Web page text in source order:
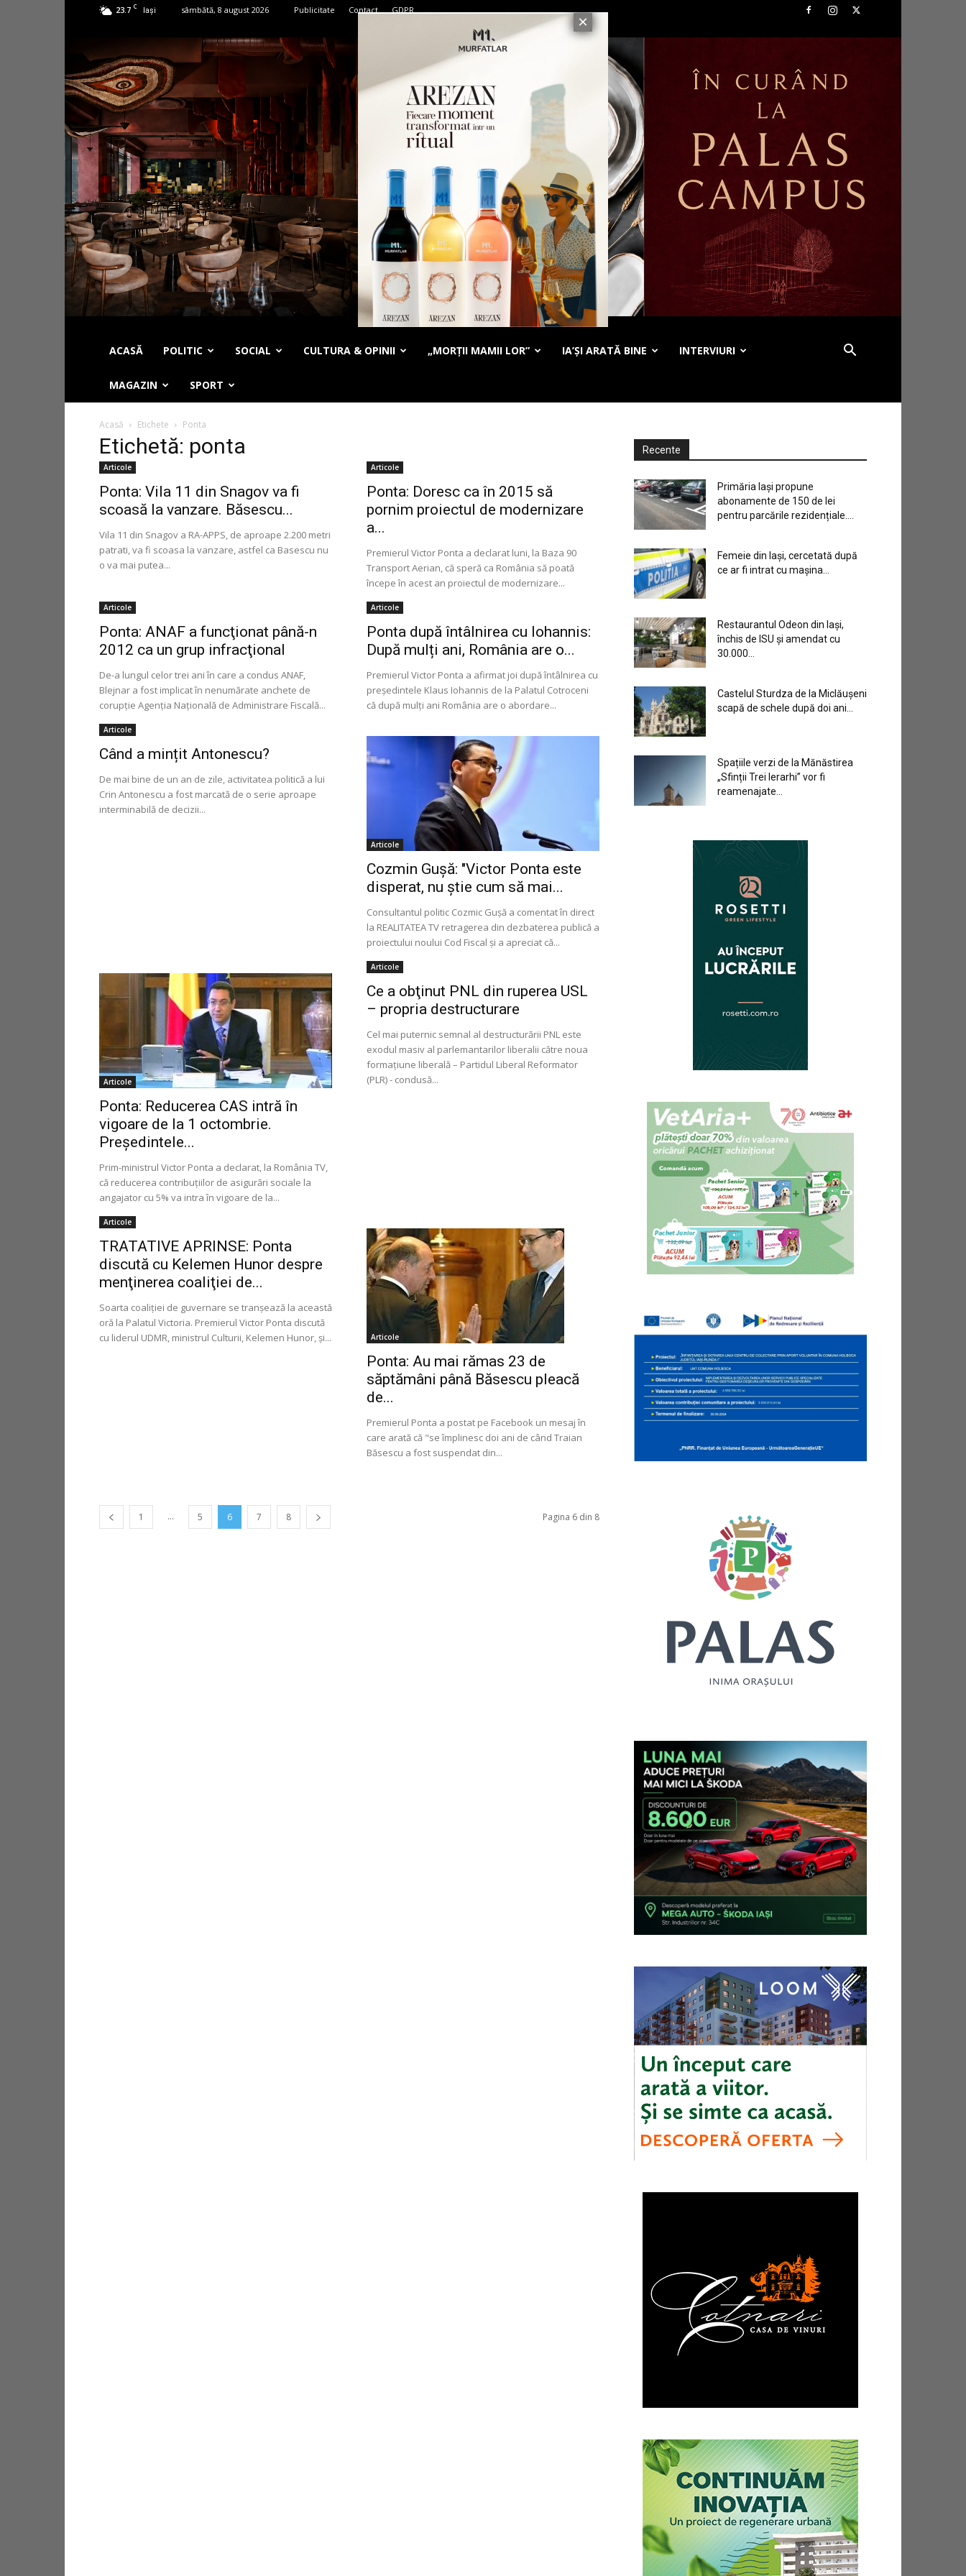
23.7 C Iași sâmbătă, 8 august 2026 Publicitate Contact GDPR
ACASĂ POLITIC SOCIAL CULTURA & OPINII „MORȚII MAMII LOR” IA’ȘI ARATĂ BINE INTERVIURI
MAGAZIN SPORT
Acasă Etichete Ponta
Etichetă: ponta
Articole
Ponta: Vila 11 din Snagov va fi
scoasă la vanzare. Băsescu...
Vila 11 din Snagov a RA-APPS, de aproape 2.200 metri
patrati, va fi scoasa la vanzare, astfel ca Basescu nu
o va mai putea...
Articole
Ponta: Doresc ca în 2015 să
pornim proiectul de modernizare
a...
Premierul Victor Ponta a declarat luni, la Baza 90
Transport Aerian, că speră ca România să poată
începe în acest an proiectul de modernizare...
Articole
Ponta: ANAF a funcţionat până-n
2012 ca un grup infracţional
De-a lungul celor trei ani în care a condus ANAF,
Blejnar a fost implicat în nenumărate anchete de
corupţie Agenţia Naţională de Administrare Fiscală...
Articole
Ponta după întâlnirea cu Iohannis:
După mulți ani, România are o...
Premierul Victor Ponta a afirmat joi după întâlnirea cu
președintele Klaus Iohannis de la Palatul Cotroceni
că după mulți ani România are o abordare...
Articole
Când a mințit Antonescu?
De mai bine de un an de zile, activitatea politică a lui
Crin Antonescu a fost marcată de o serie aproape
interminabilă de decizii...
Articole
Cozmin Gușă: "Victor Ponta este
disperat, nu știe cum să mai...
Consultantul politic Cozmic Gușă a comentat în direct
la REALITATEA TV retragerea din dezbaterea publică a
proiectului noului Cod Fiscal şi a apreciat că...
Articole
Ponta: Reducerea CAS intră în
vigoare de la 1 octombrie.
Preşedintele...
Prim-ministrul Victor Ponta a declarat, la România TV,
că reducerea contribuţiilor de asigurări sociale la
angajator cu 5% va intra în vigoare de la...
Articole
Ce a obţinut PNL din ruperea USL
– propria destructurare
Cel mai puternic semnal al destructurării PNL este
exodul masiv al parlemantarilor liberalii către noua
formaţiune liberală – Partidul Liberal Reformator
(PLR) - condusă...
Articole
TRATATIVE APRINSE: Ponta
discută cu Kelemen Hunor despre
menţinerea coaliţiei de...
Soarta coaliţiei de guvernare se tranşează la această
oră la Palatul Victoria. Premierul Victor Ponta discută
cu liderul UDMR, ministrul Culturii, Kelemen Hunor, şi...
Articole
Ponta: Au mai rămas 23 de
săptămâni până Băsescu pleacă
de...
Premierul Ponta a postat pe Facebook un mesaj în
care arată că "se împlinesc doi ani de când Traian
Băsescu a fost suspendat din...
1 ... 5 6 7 8 Pagina 6 din 8
Recente
Primăria Iași propune
abonamente de 150 de lei
pentru parcările rezidențiale....
Femeie din Iași, cercetată după
ce ar fi intrat cu mașina...
Restaurantul Odeon din Iași,
închis de ISU și amendat cu
30.000...
Castelul Sturdza de la Miclăușeni
scapă de schele după doi ani...
Spațiile verzi de la Mănăstirea
„Sfinții Trei Ierarhi” vor fi
reamenajate...